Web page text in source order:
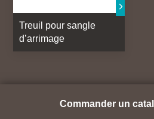
Treuil pour sangle
d’arrimage
Commander un